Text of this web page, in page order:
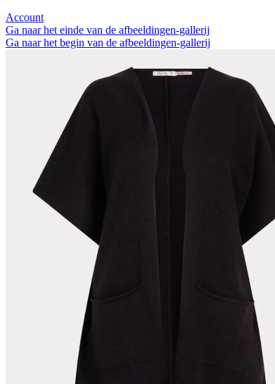
Account
Ga naar het einde van de afbeeldingen-gallerij
Ga naar het begin van de afbeeldingen-gallerij